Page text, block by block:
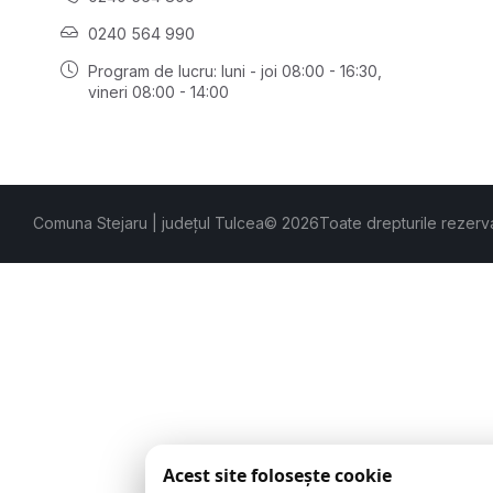
0240 564 990
Program de lucru: luni - joi 08:00 - 16:30,
vineri 08:00 - 14:00
Comuna Stejaru | județul Tulcea© 2026Toate drepturile
Acest site folosește cookie